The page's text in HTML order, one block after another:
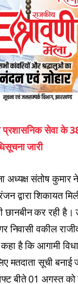
प्रशासनिक सेवा के
जारी
अध्यक्ष संतोष कुमार
द्वारा शिकायत
छानबीन कर रही है।
निवासी वकील
है कि आगामी
मतदाता सूची बनाई
बीते 01 अगस्त को